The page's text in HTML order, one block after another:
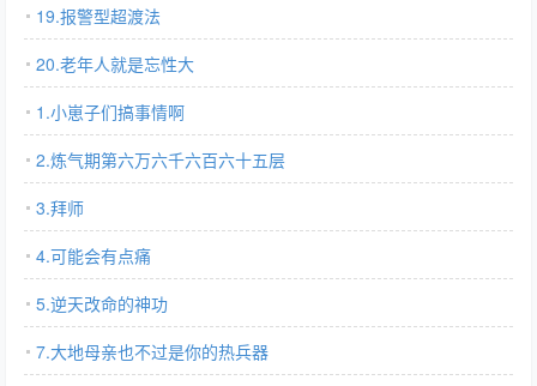
19.报警型超渡法
20.老年人就是忘性大
1.小崽子们搞事情啊
2.炼气期第六万六千六百六十五层
3.拜师
4.可能会有点痛
5.逆天改命的神功
7.大地母亲也不过是你的热兵器